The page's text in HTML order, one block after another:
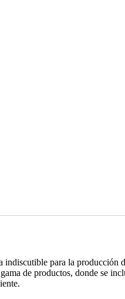
para la producción
de productos, donde se